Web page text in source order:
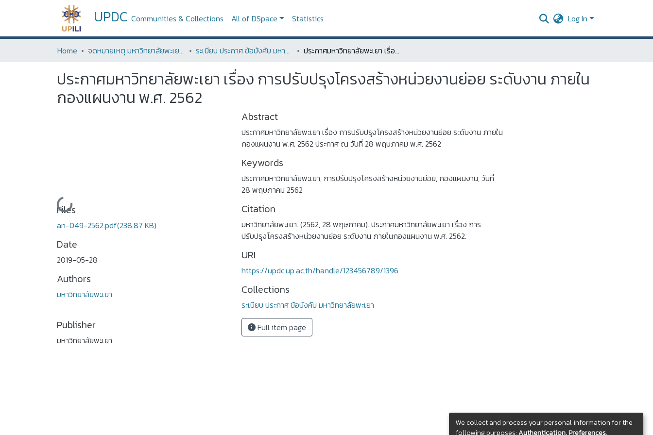
UPDC Communities & Collections All of DSpace Statistics Log In
Home จดหมายเหตุ มหาวิทยาลัยพะเยา (University of Phayao Archives) ระเบียบ ประกาศ ข้อบังคับ มหาวิทยาลัยพะเยา ประกาศมหาวิทยาลัยพะเยา เรื่อง การปรับปรุงโครงสร้างหน่วยงานย่อย ระดับงาน ภายในกองแผนงาน พ.ศ. 2562
ประกาศมหาวิทยาลัยพะเยา เรื่อง การปรับปรุงโครงสร้างหน่วยงานย่อย ระดับงาน ภายใน
กองแผนงาน พ.ศ. 2562
Loading...
Files
an-049-2562.pdf(238.87 KB)
Date
2019-05-28
Authors
มหาวิทยาลัยพะเยา
Publisher
มหาวิทยาลัยพะเยา
Abstract
ประกาศมหาวิทยาลัยพะเยา เรื่อง การปรับปรุงโครงสร้างหน่วยงานย่อย ระดับงาน ภายใน
กองแผนงาน พ.ศ. 2562 ประกาศ ณ วันที่ 28 พฤษภาคม พ.ศ. 2562
Keywords
ประกาศมหาวิทยาลัยพะเยา, การปรับปรุงโครงสร้างหน่วยงานย่อย, กองแผนงาน,วันที่
28 พฤษภาคม 2562
Citation
มหาวิทยาลัยพะเยา. (2562, 28 พฤษภาคม). ประกาศมหาวิทยาลัยพะเยา เรื่อง การ
ปรับปรุงโครงสร้างหน่วยงานย่อย ระดับงาน ภายในกองแผนงาน พ.ศ. 2562.
URI
https://updc.up.ac.th/handle/123456789/1396
Collections
ระเบียบ ประกาศ ข้อบังคับ มหาวิทยาลัยพะเยา
Full item page
We collect and process your personal information for the
following purposes:Authentication, Preferences,